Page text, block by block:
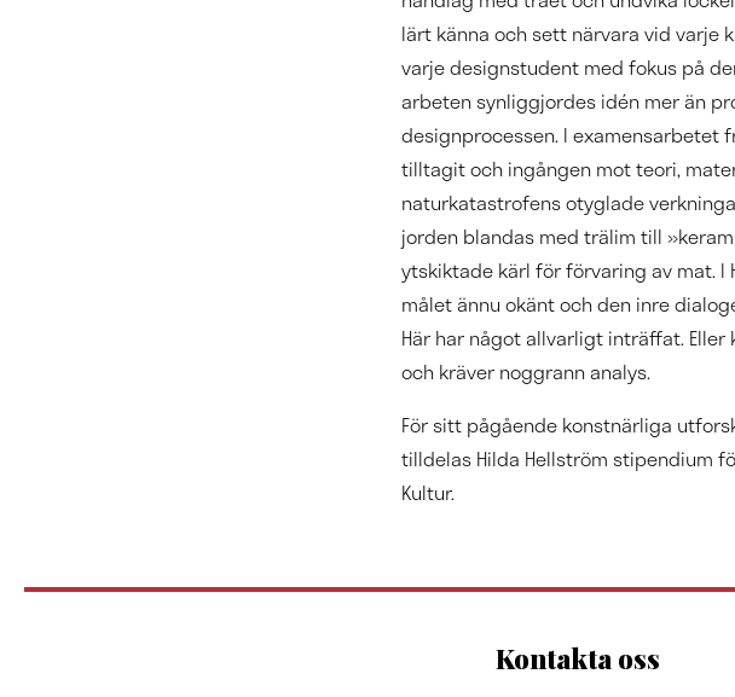
lärt känna och sett närvara vid varje
varje designstudent med fokus på
arbeten synliggjordes idén mer än
designprocessen. I examensarbetet
tilltagit och ingången mot teori,
naturkatastrofens otyglade
jorden blandas med trälim till
ytskiktade kärl för förvaring av mat.
målet ännu okänt och den inre
Här har något allvarligt inträffat.
och kräver noggrann analys.
För sitt pågående konstnärliga
tilldelas Hilda Hellström stipendium
Kultur.
Kontakta oss